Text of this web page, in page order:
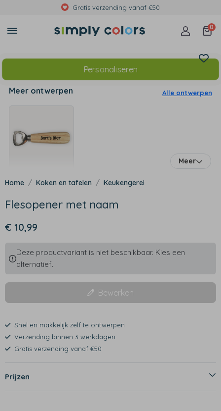
Gratis verzending vanaf €50
0
Personaliseren
Meer ontwerpen Alle ontwerpen
Meer
Koken en tafelen Keukengerei
Flesopener met naam
€ 10,99
Deze productvariant is niet beschikbaar. Kies een
alternatief.
Bewerken
Snel en makkelijk zelf te ontwerpen
Verzending binnen 3 werkdagen
Gratis verzending vanaf €50
Prijzen